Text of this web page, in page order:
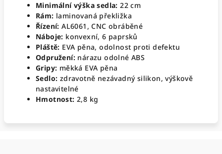
Minimální výška sedla: 22 cm
Rám: laminovaná překližka
Řízení:AL6061, CNC obráběné
Náboje: konvexní, 6 paprsků
Pláště: EVA pěna, odolnost proti defektu
Odpružení: nárazu odolné ABS
Gripy: měkká EVA pěna
Sedlo: zdravotně nezávadný silikon, výškově
nastavitelné
Hmotnost: 2,8 kg